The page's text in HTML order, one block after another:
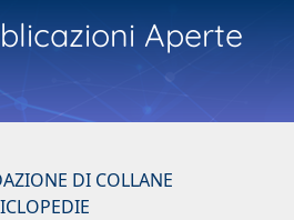
Aperte
DI COLLANE